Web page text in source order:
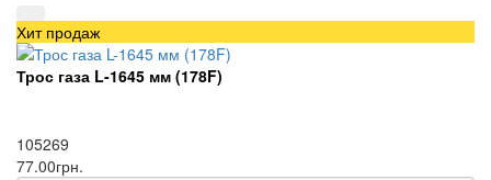
Хит продаж
Трос газа L-1645 мм (178F)
105269
77.00грн.